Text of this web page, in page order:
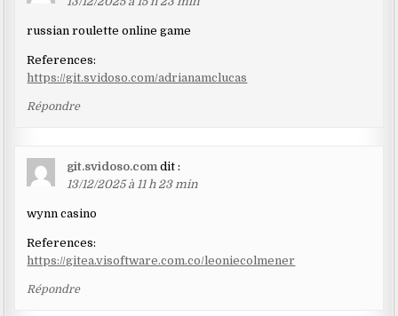
russian roulette online game
References:
https://git.svidoso.com/adrianamclucas
Répondre
git.svidoso.com dit :
13/12/2025 à 11 h 23 min
wynn casino
References:
https://gitea.visoftware.com.co/leoniecolmener
Répondre